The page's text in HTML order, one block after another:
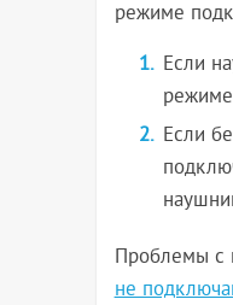
режиме
Если
Если
Проблемы с
не